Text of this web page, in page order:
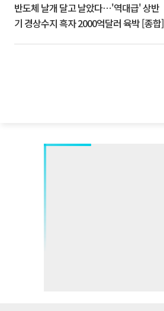
반도체 날개 달고 날았다⋯'역대급' 상반
기 경상수지 흑자 2000억달러 육박 [종합]